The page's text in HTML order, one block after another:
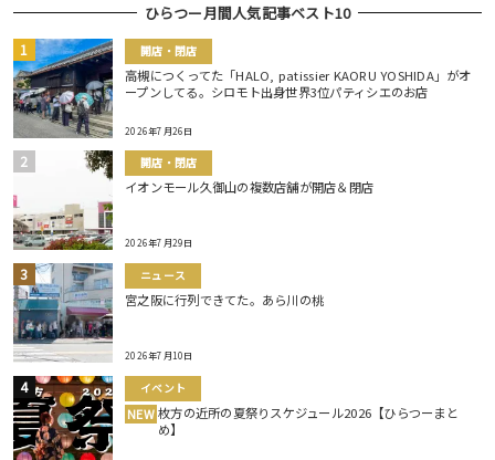
ひらつー月間人気記事ベスト10
開店・閉店
高槻につくってた「HALO, patissier KAORU YOSHIDA」がオ
ープンしてる。シロモト出身世界3位パティシエのお店
2026年7月26日
開店・閉店
イオンモール久御山の複数店舗が開店＆閉店
2026年7月29日
ニュース
宮之阪に行列できてた。あら川の桃
2026年7月10日
イベント
NEW 枚方の近所の夏祭りスケジュール2026【ひらつーまと
め】